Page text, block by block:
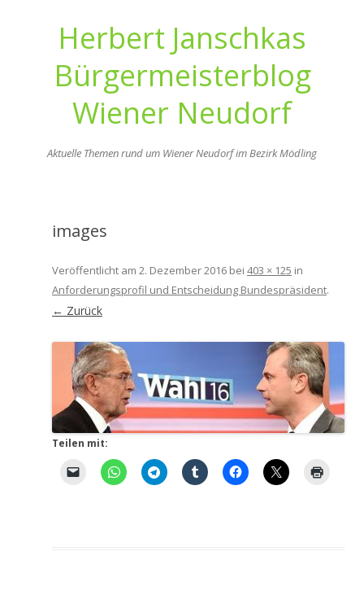
Herbert Janschkas
Bürgermeisterblog
Wiener Neudorf
Aktuelle Themen rund um Wiener Neudorf im Bezirk Mödling
images
Veröffentlicht am 2. Dezember 2016 bei 403 × 125 in
Anforderungsprofil und Entscheidung Bundespräsident.
← Zurück
Teilen mit: